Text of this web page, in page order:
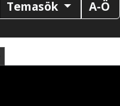
Temasök A-Ö